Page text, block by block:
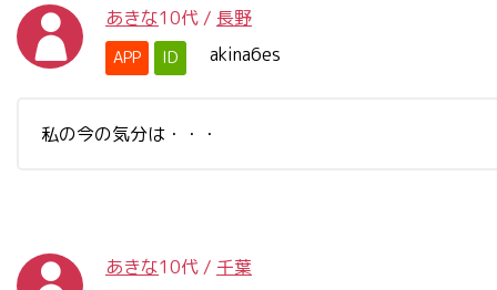
あきな10代 / 長野
APP ID akina6es
私の今の気分は・・・
あきな10代 / 千葉